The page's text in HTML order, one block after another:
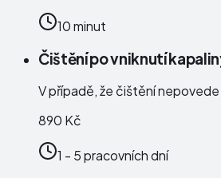
10 minut
Čištění po vniknutí
V případě, že čištění
890 Kč
1 - 5 pracovních dní